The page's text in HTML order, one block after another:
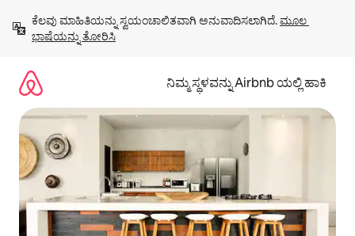
ಹೋಗಿ
ಕೆಲವು ಮಾಹಿತಿಯನ್ನು ಸ್ವಯಂಚಾಲಿತವಾಗಿ ಅನುವಾದಿಸಲಾಗಿದೆ. ಮೂಲ
ಭಾಷೆಯನ್ನು ತೋರಿಸಿ
ನಿಮ್ಮ ಸ್ಥಳವನ್ನು Airbnb ಯಲ್ಲಿ ಹಾಕಿ